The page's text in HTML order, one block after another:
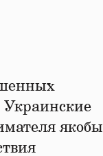
Украинские
якобы